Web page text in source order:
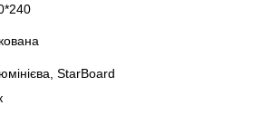
StarBoard